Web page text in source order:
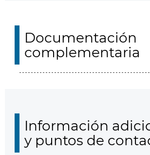
Documentación
complementaria
Información
y puntos de